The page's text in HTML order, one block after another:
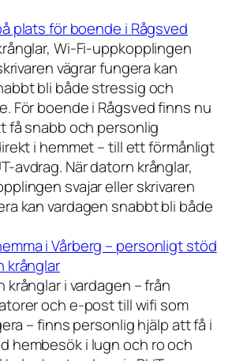
plats för boende i Rågsved
Wi-Fi-uppkopplingen
vägrar fungera kan
bli både stressig och
För boende i Rågsved finns nu
få snabb och personlig
i hemmet – till ett förmånligt
avdrag. När datorn krånglar,
svajar eller skrivaren
kan vardagen snabbt bli både
i Vårberg – personligt stöd
krånglar
krånglar i vardagen – från
och e-post till wifi som
– finns personlig hjälp att få i
hembesök i lugn och ro och